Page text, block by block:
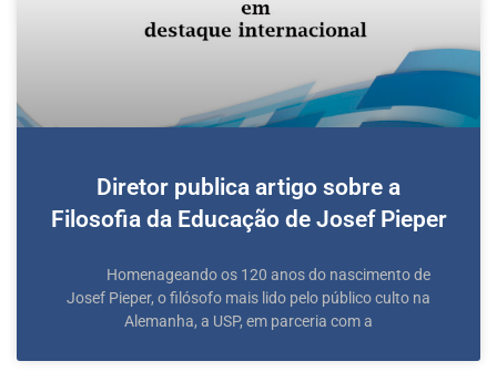
Diretor publica artigo sobre a
Filosofia da Educação de Josef Pieper
Homenageando os 120 anos do nascimento de
Josef Pieper, o filósofo mais lido pelo público culto na
Alemanha, a USP, em parceria com a